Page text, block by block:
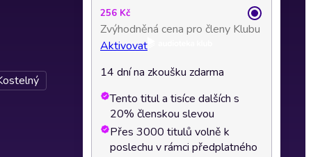
256 Kč
Zvýhodněná cena pro členy Klubu
Aktivovat
14 dní na zkoušku zdarma
Tento titul a tisíce dalších s
20% členskou slevou
Přes 3000 titulů volně k
poslechu v rámci předplatného